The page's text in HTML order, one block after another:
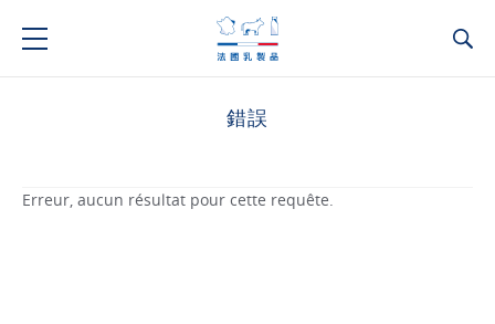
錯誤
Erreur, aucun résultat pour cette requête.